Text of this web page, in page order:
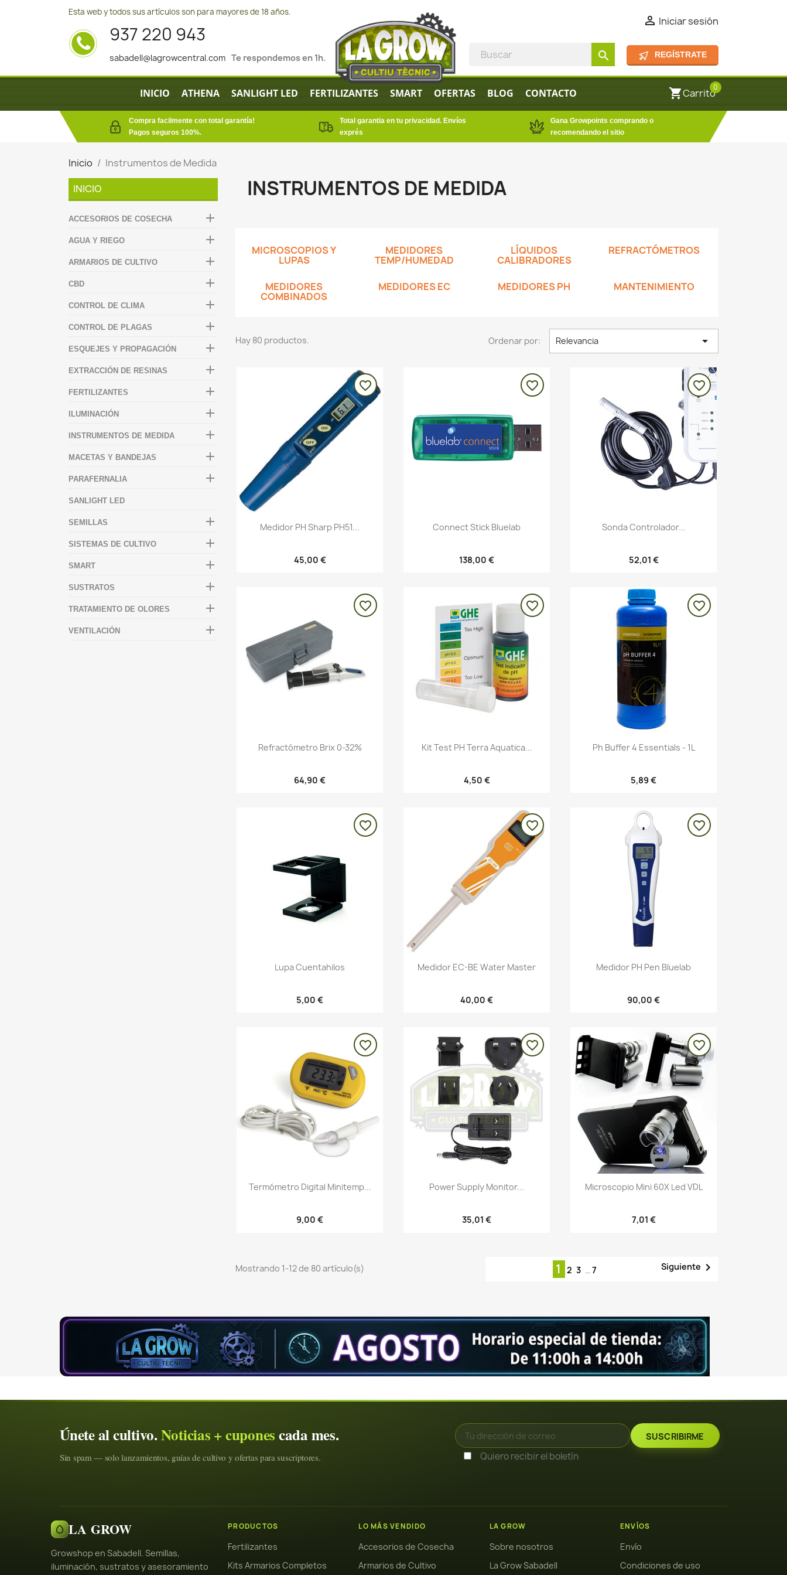
Esta web y todos sus artículos son para mayores de 18 años.
 Iniciar sesión
search REGÍSTRATE
937 220 943
sabadell@lagrowcentral.com Te respondemos en 1h.
INICIO ATHENA SANLIGHT LED FERTILIZANTES SMART OFERTAS BLOG CONTACTO shopping_cartCarrito0
Compra facilmente con total garantía!
Pagos seguros 100%.
Total garantia en tu privacidad. Envíos
exprés
Gana Growpoints comprando o
recomendando el sitio
Inicio
Instrumentos de Medida
INICIO
ACCESORIOS DE COSECHA 
AGUA Y RIEGO 
ARMARIOS DE CULTIVO 
CBD 
CONTROL DE CLIMA 
CONTROL DE PLAGAS 
ESQUEJES Y PROPAGACIÓN 
EXTRACCIÓN DE RESINAS 
FERTILIZANTES 
ILUMINACIÓN 
INSTRUMENTOS DE MEDIDA 
MACETAS Y BANDEJAS 
PARAFERNALIA 
SANLIGHT LED
SEMILLAS 
SISTEMAS DE CULTIVO 
SMART 
SUSTRATOS 
TRATAMIENTO DE OLORES 
VENTILACIÓN 
INSTRUMENTOS DE MEDIDA
MICROSCOPIOS Y
LUPAS
MEDIDORES
TEMP/HUMEDAD
LÍQUIDOS
CALIBRADORES
REFRACTÓMETROS
MEDIDORES
COMBINADOS
MEDIDORES EC MEDIDORES PH MANTENIMIENTO
Hay 80 productos. Ordenar por: Relevancia 
Vista rápida
Medidor PH Sharp PH51...
45,00 €
favorite_border
Vista rápida
Connect Stick Bluelab
138,00 €
favorite_border
Vista rápida
Sonda Controlador...
52,01 €
favorite_border
Vista rápida
Refractómetro Brix 0-32%
64,90 €
favorite_border
Vista rápida
Kit Test PH Terra Aquatica...
4,50 €
favorite_border
Vista rápida
Ph Buffer 4 Essentials - 1L
5,89 €
favorite_border
Vista rápida
Lupa Cuentahilos
5,00 €
favorite_border
Vista rápida
Medidor EC-BE Water Master
40,00 €
favorite_border
Vista rápida
Medidor PH Pen Bluelab
90,00 €
favorite_border
Vista rápida
Termómetro Digital Minitemp...
9,00 €
favorite_border
Vista rápida
Power Supply Monitor...
35,01 €
favorite_border
Vista rápida
Microscopio Mini 60X Led VDL
7,01 €
favorite_border
Mostrando 1-12 de 80 artículo(s) 1 2 3 … 7 Siguiente 
Únete al cultivo.Noticias + cuponescada mes.
Sin spam — solo lanzamientos, guías de cultivo y ofertas para suscriptores. Quiero recibir el boletín
LA GROW
Growshop en Sabadell. Semillas,
iluminación, sustratos y asesoramiento
PRODUCTOS
Fertilizantes
Kits Armarios Completos
LO MÁS VENDIDO
Accesorios de Cosecha
Armarios de Cultivo
LA GROW
Sobre nosotros
La Grow Sabadell
ENVÍOS
Envío
Condiciones de uso